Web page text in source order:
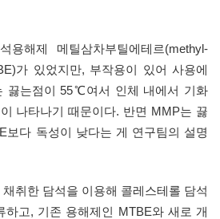
용해제 메틸삼차부틸에테르(methyl-
가 있었지만, 부작용이 있어 사용에
끓는점이 55℃여서 인체 내에서 기화
나타나기 때문이다. 반면 MMP는 끓
다 독성이 낮다는 게 연구팀의 설명
취한 담석을 이용해 콜레스테롤 담석
하고, 기존 용해제인 MTBE와 새로 개